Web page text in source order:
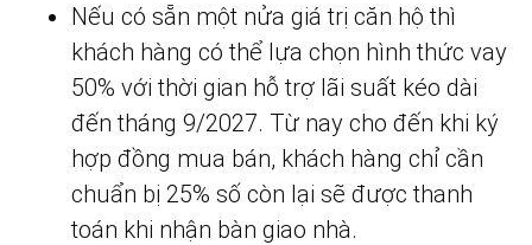
Nếu có sẵn một nửa giá trị căn hộ thì
khách hàng có thể lựa chọn hình thức vay
50% với thời gian hỗ trợ lãi suất kéo dài
đến tháng 9/2027. Từ nay cho đến khi ký
hợp đồng mua bán, khách hàng chỉ cần
chuẩn bị 25% số còn lại sẽ được thanh
toán khi nhận bàn giao nhà.